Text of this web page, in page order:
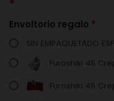
Envoltorio regalo
SIN EMPAQUETADO
Furoshiki 45
Furoshiki 45